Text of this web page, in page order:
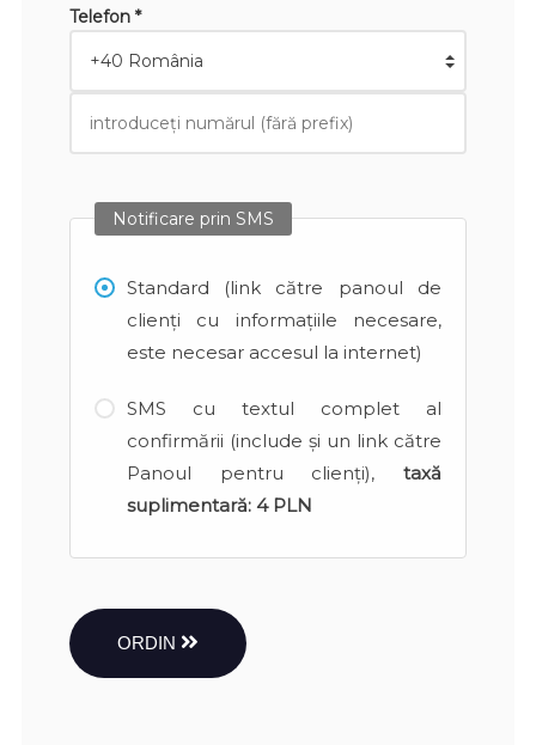
Telefon *
Notificare prin SMS
Standard (link către panoul de
clienți cu informațiile necesare,
este necesar accesul la internet)
SMS cu textul complet al
confirmării (include și un link către
Panoul pentru clienți), taxă
suplimentară: 4 PLN
ORDIN